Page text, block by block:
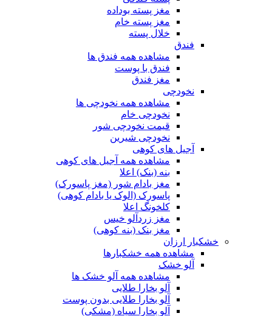
مغز پسته بوداده
مغز پسته خام
خلال پسته
فندق
مشاهده همه فندق ها
فندق با پوست
مغز فندق
نخودچی
مشاهده همه نخودچی ها
نخودچی خام
قیمت نخودچی شور
نخودچی شیرین
آجیل های کوهی
مشاهده همه آجیل های کوهی
بنه (بنک) اعلا
مغز بادام شور (مغز پاسورک)
پاسورک (الوک یا بادام کوهی)
کلخونگ اعلا
مغز زردآلو خیس
مغز بنک (بنه کوهی)
خشکبار ارزان
مشاهده همه خشکبارها
آلو خشک
مشاهده همه آلو خشک ها
آلو بخارا طلایی
آلو بخارا طلایی بدون پوست
آلو بخارا سیاه (مشکی)